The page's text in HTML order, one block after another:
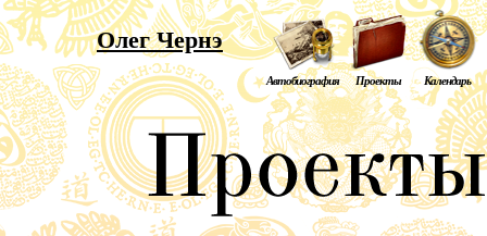
Олег Чернэ
Автобиография Проекты Календарь